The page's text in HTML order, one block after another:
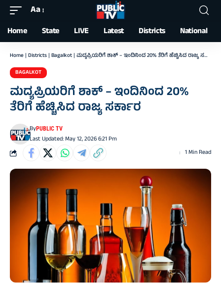
Font
Resizer
Aa
Home State LIVE Latest Districts National
Home | Districts | Bagalkot | ಮದ್ಯಪ್ರಿಯರಿಗೆ ಶಾಕ್ – ಇಂದಿನಿಂದ 20% ತೆರಿಗೆ ಹೆಚ್ಚಿಸಿದ ರಾಜ್ಯ ಸರ್ಕಾರ
BAGALKOT
ಮದ್ಯಪ್ರಿಯರಿಗೆ ಶಾಕ್ – ಇಂದಿನಿಂದ 20%
ತೆರಿಗೆ ಹೆಚ್ಚಿಸಿದ ರಾಜ್ಯ ಸರ್ಕಾರ
Last Updated: May 12, 2026 6:21 Pm
ByPUBLIC TV
1 Min Read